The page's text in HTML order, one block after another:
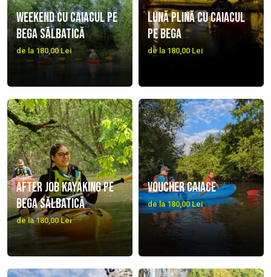
Weekend cu caiacul pe
Bega sălbatică
de la 180,00 Lei
Lună plină cu caiacul
pe Bega
de la 180,00 Lei
After job kayaking pe
Bega Sălbatică
de la 180,00 Lei
Voucher caiace
de la 180,00 Lei